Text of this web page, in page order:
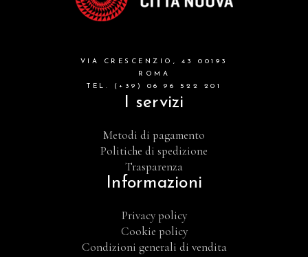
VIA CRESCENZIO, 43 00193
ROMA
TEL. (+39) 06 96 522 201
I servizi
Metodi di pagamento
Politiche di spedizione
Trasparenza
Informazioni
Privacy policy
Cookie policy
Condizioni generali di vendita